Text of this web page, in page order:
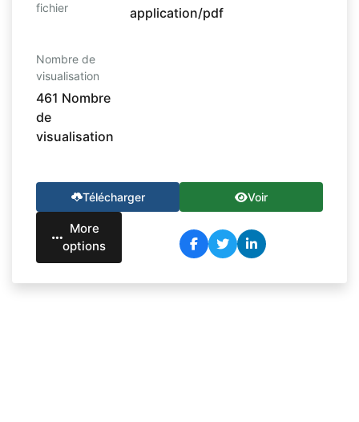
fichier
application/pdf
Nombre de
visualisation
461 Nombre
de
visualisation
Télécharger Voir
More
options